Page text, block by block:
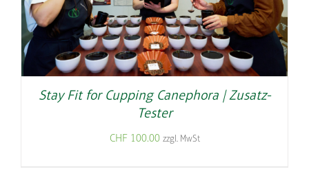
Stay Fit for Cupping Canephora | Zusatz-
Tester
CHF 100.00 zzgl. MwSt